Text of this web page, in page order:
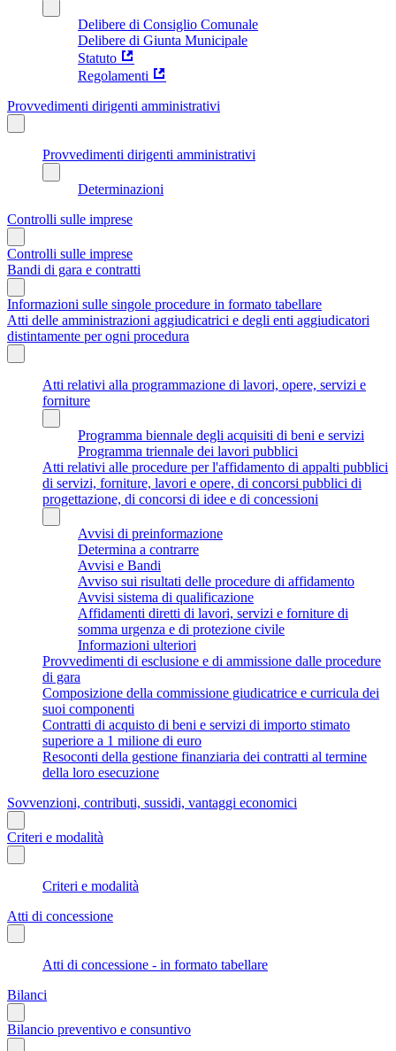
Delibere di Consiglio Comunale
Delibere di Giunta Municipale
Statuto
Regolamenti
Provvedimenti dirigenti amministrativi
Provvedimenti dirigenti amministrativi
Determinazioni
Controlli sulle imprese
Controlli sulle imprese
Bandi di gara e contratti
Informazioni sulle singole procedure in formato tabellare
Atti delle amministrazioni aggiudicatrici e degli enti aggiudicatori
distintamente per ogni procedura
Atti relativi alla programmazione di lavori, opere, servizi e
forniture
Programma biennale degli acquisiti di beni e servizi
Programma triennale dei lavori pubblici
Atti relativi alle procedure per l'affidamento di appalti pubblici
di servizi, forniture, lavori e opere, di concorsi pubblici di
progettazione, di concorsi di idee e di concessioni
Avvisi di preinformazione
Determina a contrarre
Avvisi e Bandi
Avviso sui risultati delle procedure di affidamento
Avvisi sistema di qualificazione
Affidamenti diretti di lavori, servizi e forniture di
somma urgenza e di protezione civile
Informazioni ulteriori
Provvedimenti di esclusione e di ammissione dalle procedure
di gara
Composizione della commissione giudicatrice e curricula dei
suoi componenti
Contratti di acquisto di beni e servizi di importo stimato
superiore a 1 milione di euro
Resoconti della gestione finanziaria dei contratti al termine
della loro esecuzione
Sovvenzioni, contributi, sussidi, vantaggi economici
Criteri e modalità
Criteri e modalità
Atti di concessione
Atti di concessione - in formato tabellare
Bilanci
Bilancio preventivo e consuntivo